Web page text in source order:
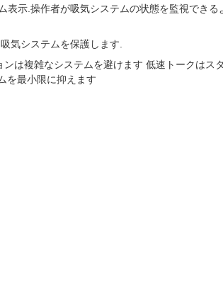
表示.操作者が吸気システムの状態を監視できる
気システムを保護します.
は複雑なシステムを避けます 低速トークはス
を最小限に抑えます